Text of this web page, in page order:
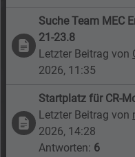
Suche Team MEC
21-23.8
Letzter Beitrag von
2026, 11:35
Startplatz für CR-
Letzter Beitrag von
2026, 14:28
Antworten: 6